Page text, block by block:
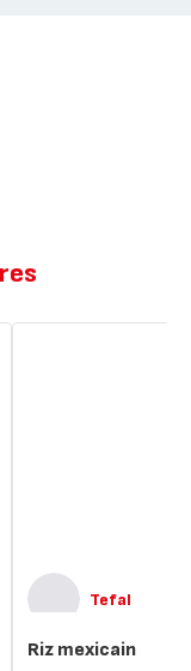
Tefal
Riz mexicain